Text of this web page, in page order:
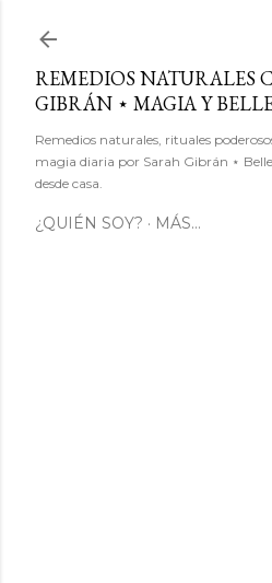
REMEDIOS NATURALES
GIBRÁN ⋆ MAGIA Y
Remedios naturales, rituales
magia diaria por Sarah Gibrán ⋆
desde casa.
¿QUIÉN SOY? MÁS…